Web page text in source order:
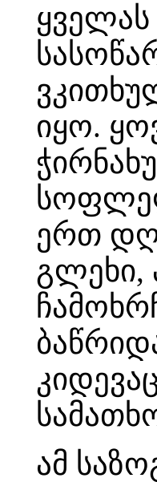
იყო.
ერთ
გლეხი,
ამ